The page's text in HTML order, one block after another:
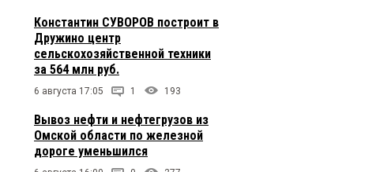
Константин СУВОРОВ построит в
Дружино центр
сельскохозяйственной техники
за 564 млн руб.
6 августа 17:05 1 193
Вывоз нефти и нефтегрузов из
Омской области по железной
дороге уменьшился